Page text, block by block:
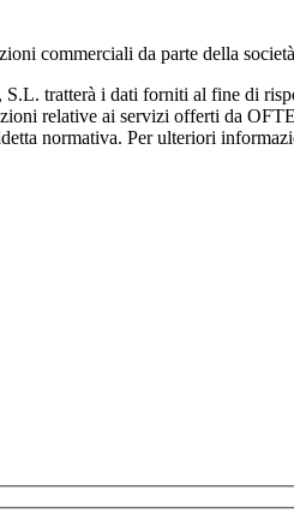
commerciali da parte della
i dati forniti al fine di
relative ai servizi offerti da
normativa. Per ulteriori